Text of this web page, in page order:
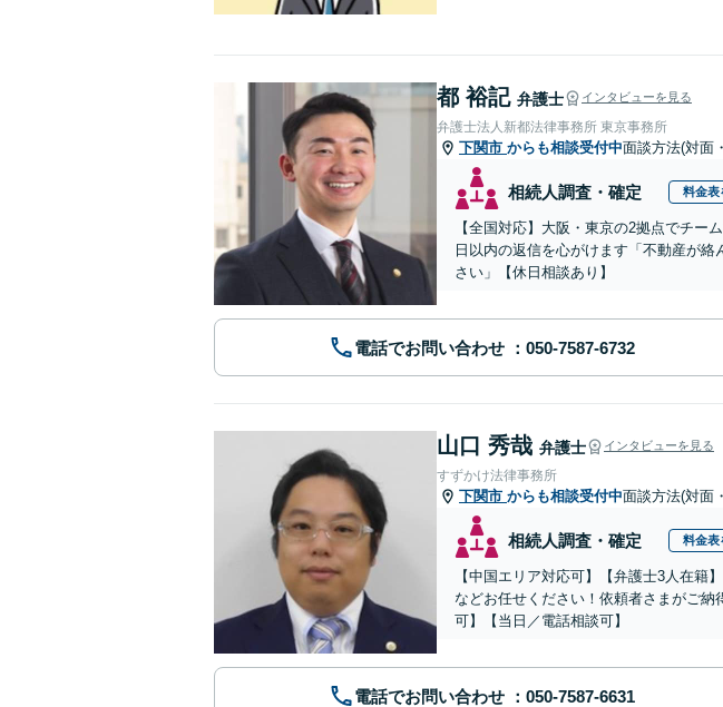
都 裕記 弁護士 インタビューを見る
弁護士法人新都法律事務所 東京事務所
下関市 からも相談受付中面談方法(対面
相続人調査・確定 料金表
【全国対応】大阪・東京の2拠点でチー
日以内の返信を心がけます「不動産が
さい」【休日相談あり】
電話でお問い合わせ
山口 秀哉 弁護士 インタビューを見る
すずかけ法律事務所
下関市 からも相談受付中面談方法(対面
相続人調査・確定 料金表
【中国エリア対応可】【弁護士3人在籍
などお任せください！依頼者さまがご
可】【当日／電話相談可】
電話でお問い合わせ